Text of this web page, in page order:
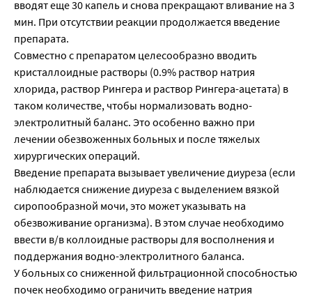
вводят еще 30 капель и снова прекращают вливание на 3
мин. При отсутствии реакции продолжается введение
препарата.
Совместно с препаратом целесообразно вводить
кристаллоидные растворы (0.9% раствор натрия
хлорида, раствор Рингера и раствор Рингера-ацетата) в
таком количестве, чтобы нормализовать водно-
электролитный баланс. Это особенно важно при
лечении обезвоженных больных и после тяжелых
хирургических операций.
Введение препарата вызывает увеличение диуреза (если
наблюдается снижение диуреза с выделением вязкой
сиропообразной мочи, это может указывать на
обезвоживание организма). В этом случае необходимо
ввести в/в коллоидные растворы для восполнения и
поддержания водно-электролитного баланса.
У больных со сниженной фильтрационной способностью
почек необходимо ограничить введение натрия